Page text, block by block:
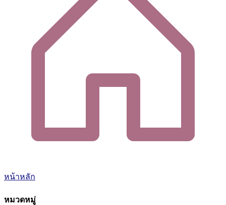
หน้าหลัก
หมวดหมู่